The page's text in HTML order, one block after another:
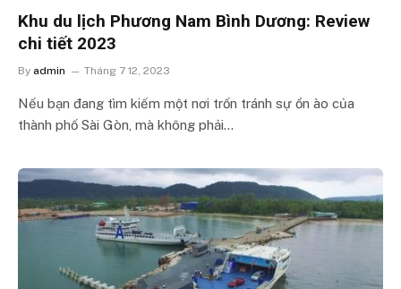
Khu du lịch Phương Nam Bình Dương: Review
chi tiết 2023
By admin Tháng 7 12, 2023
Nếu bạn đang tìm kiếm một nơi trốn tránh sự ồn ào của
thành phố Sài Gòn, mà không phải…